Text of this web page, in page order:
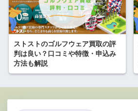
ストストのゴルフウェア買取の評
判は良い？口コミや特徴・申込み
方法も解説